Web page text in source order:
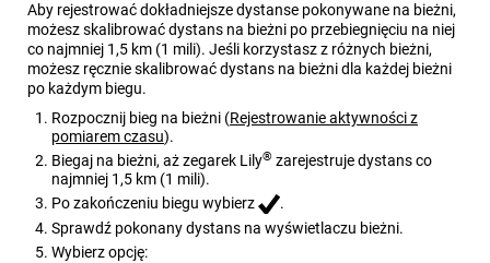
Aby rejestrować dokładniejsze dystanse pokonywane na bieżni,
możesz skalibrować dystans na bieżni po przebiegnięciu na niej
co najmniej 1,5 km (1 mili). Jeśli korzystasz z różnych bieżni,
możesz ręcznie skalibrować dystans na bieżni dla każdej bieżni
po każdym biegu.
Rozpocznij bieg na bieżni (Rejestrowanie aktywności z
pomiarem czasu).
Biegaj na bieżni, aż zegarek Lily® zarejestruje dystans co
najmniej 1,5 km (1 mili).
Po zakończeniu biegu wybierz
.
Sprawdź pokonany dystans na wyświetlaczu bieżni.
Wybierz opcję: